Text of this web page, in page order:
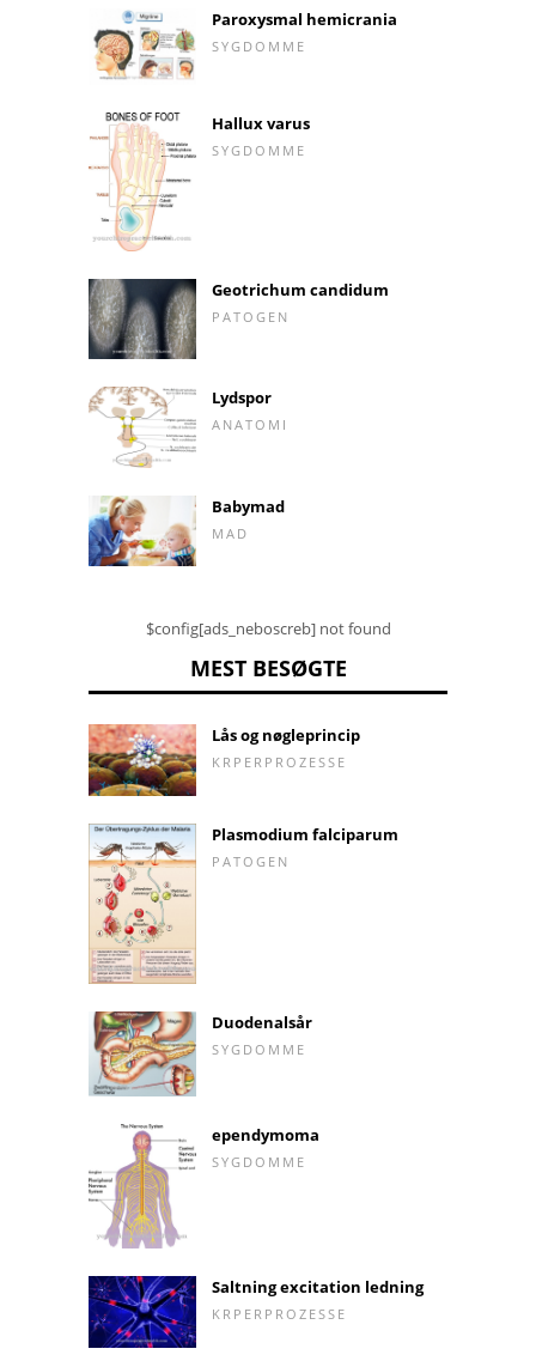
Paroxysmal hemicrania
SYGDOMME
Hallux varus
SYGDOMME
Geotrichum candidum
PATOGEN
Lydspor
ANATOMI
Babymad
MAD
$config[ads_neboscreb] not found
MEST BESØGTE
Lås og nøgleprincip
KRPERPROZESSE
Plasmodium falciparum
PATOGEN
Duodenalsår
SYGDOMME
ependymoma
SYGDOMME
Saltning excitation ledning
KRPERPROZESSE